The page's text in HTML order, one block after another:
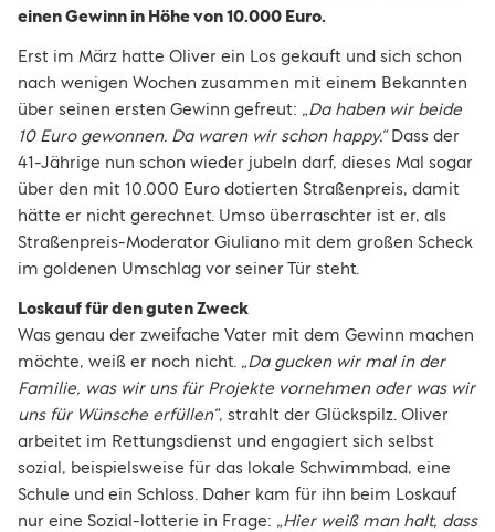
einen Gewinn in Höhe von 10.000 Euro.
Erst im März hatte Oliver ein Los gekauft und sich schon
nach wenigen Wochen zusammen mit einem Bekannten
über seinen ersten Gewinn gefreut: „Da haben wir beide
10 Euro gewonnen. Da waren wir schon happy.“Dass der
41-Jährige nun schon wieder jubeln darf, dieses Mal sogar
über den mit 10.000 Euro dotierten Straßenpreis, damit
hätte er nicht gerechnet. Umso überraschter ist er, als
Straßenpreis-Moderator Giuliano mit dem großen Scheck
im goldenen Umschlag vor seiner Tür steht.
Loskauf für den guten Zweck
Was genau der zweifache Vater mit dem Gewinn machen
möchte, weiß er noch nicht. „Da gucken wir mal in der
Familie, was wir uns für Projekte vornehmen oder was wir
uns für Wünsche erfüllen“, strahlt der Glückspilz. Oliver
arbeitet im Rettungsdienst und engagiert sich selbst
sozial, beispielsweise für das lokale Schwimmbad, eine
Schule und ein Schloss. Daher kam für ihn beim Loskauf
nur eine Sozial-lotterie in Frage: „Hier weiß man halt, dass